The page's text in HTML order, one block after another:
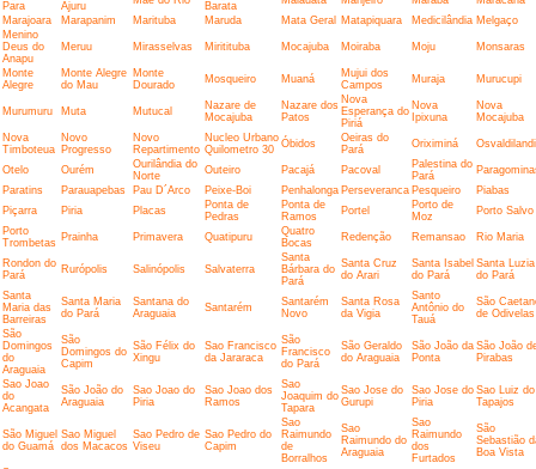
Para
Ajuru
Barata
Marajoara
Marapanim Marituba Maruda Mata Geral Matapiquara Medicilândia Melgaço
Menino
Deus do
Anapu
Meruu Mirasselvas Miritituba Mocajuba Moiraba Moju Monsaras
Monte
Alegre
Monte Alegre
do Mau
Monte
Dourado
Mosqueiro Muaná
Mujui dos
Campos
Muraja Murucupi
Murumuru Muta Mutucal
Nazare de
Mocajuba
Nazare dos
Patos
Nova
Esperança do
Piriá
Nova
Ipixuna
Nova
Mocajuba
Nova
Timboteua
Novo
Progresso
Novo
Repartimento
Nucleo Urbano
Quilometro 30 Óbidos
Oeiras do
Pará
Oriximiná
Otelo Ourém
Ourilândia do
Norte
Outeiro Pacajá Pacoval
Palestina do
Pará
Paratins
Parauapebas Pau D´Arco Peixe-Boi Penhalonga Perseveranca Pesqueiro
Piabas
Piçarra
Piria Placas
Ponta de
Pedras
Ponta de
Ramos
Portel
Porto de
Moz
Porto Salvo
Porto
Trombetas Prainha Primavera Quatipuru
Quatro
Bocas
Redenção Remansao Rio Maria
Rondon do
Pará
Rurópolis Salinópolis Salvaterra
Santa
Bárbara do
Pará
Santa Cruz
do Arari
Santa Isabel
do Pará
Santa Luzia
do Pará
Santa
Maria das
Barreiras
Santa Maria
do Pará
Santana do
Araguaia
Santarém
Santarém
Novo
Santa Rosa
da Vigia
Santo
Antônio do
Tauá
São
de Odivelas
São
Domingos
do
Araguaia
São
Domingos do
Capim
São Félix do
Xingu
Sao Francisco
da Jararaca
São
Francisco
do Pará
São Geraldo
do Araguaia
São João da
Ponta
São João
Pirabas
Sao Joao
do
Acangata
São João do
Araguaia
Sao Joao do
Piria
Sao Joao dos
Ramos
Sao
Joaquim do
Tapara
Sao Jose do
Gurupi
Sao Jose do
Piria
Sao Luiz do
Tapajos
São Miguel
do Guamá
Sao Miguel
dos Macacos
Sao Pedro de
Viseu
Sao Pedro do
Capim
Sao
Raimundo
de
Borralhos
Sao
Raimundo do
Araguaia
Sao
Raimundo
dos
Furtados
São
Sebastião
Boa Vista